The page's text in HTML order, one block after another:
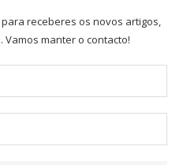
receberes os novos artigos,
manter o contacto!